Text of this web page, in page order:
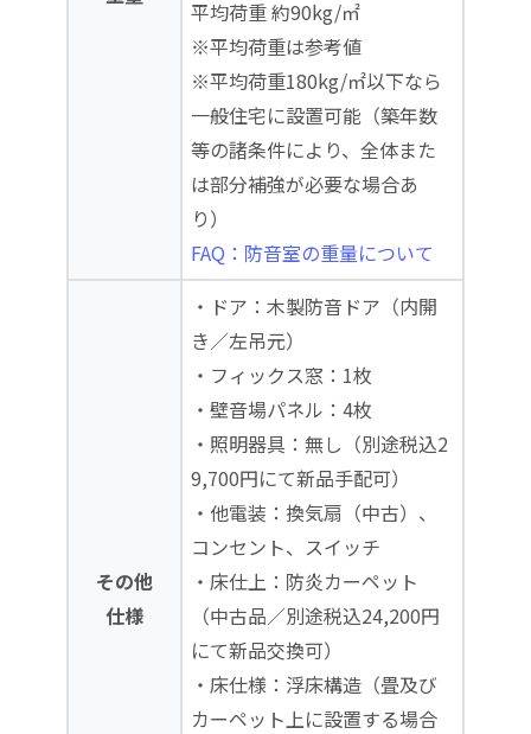
平均荷重 約90kg/㎡
※平均荷重は参考値
※平均荷重180kg/㎡以下なら
一般住宅に設置可能（築年数
等の諸条件により、全体また
は部分補強が必要な場合あ
り）
FAQ：防音室の重量について
その他
仕様
・ドア：木製防音ドア（内開
き／左吊元）
・フィックス窓：1枚
・壁音場パネル：4枚
・照明器具：無し（別途税込2
9,700円にて新品手配可）
・他電装：換気扇（中古）、
コンセント、スイッチ
・床仕上：防炎カーペット
（中古品／別途税込24,200円
にて新品交換可）
・床仕様：浮床構造（畳及び
カーペット上に設置する場合